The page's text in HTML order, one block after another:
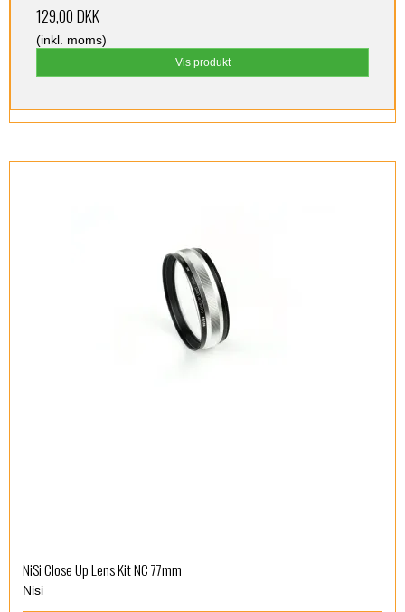
129,00 DKK
(inkl. moms)
Vis produkt
NiSi Close Up Lens Kit NC 77mm
Nisi